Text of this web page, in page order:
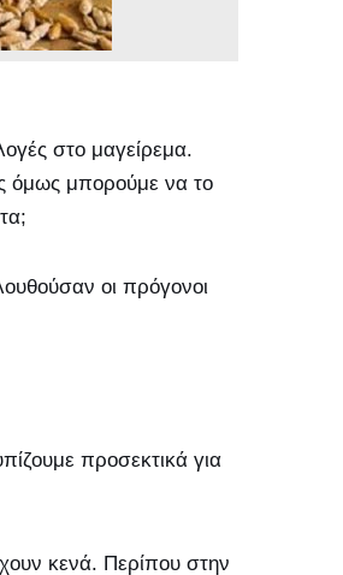
στο μαγείρεμα.
όμως μπορούμε να το
οι πρόγονοι
προσεκτικά για
κενά. Περίπου στην